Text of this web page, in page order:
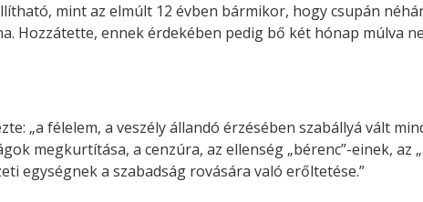
mint az elmúlt 12 évben bármikor, hogy csupán
Hozzátette, ennek érdekében pedig bő két hónap múlva
„a félelem, a veszély állandó érzésében szabállyá vált
megkurtítása, a cenzúra, az ellenség „bérenc”-einek, az
egységnek a szabadság rovására való erőltetése.”